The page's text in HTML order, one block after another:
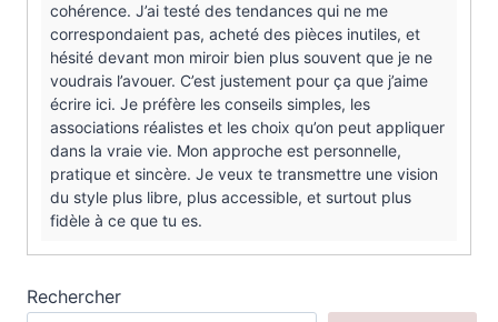
cohérence. J’ai testé des tendances qui ne me
correspondaient pas, acheté des pièces inutiles, et
hésité devant mon miroir bien plus souvent que je ne
voudrais l’avouer. C’est justement pour ça que j’aime
écrire ici. Je préfère les conseils simples, les
associations réalistes et les choix qu’on peut appliquer
dans la vraie vie. Mon approche est personnelle,
pratique et sincère. Je veux te transmettre une vision
du style plus libre, plus accessible, et surtout plus
fidèle à ce que tu es.
Rechercher